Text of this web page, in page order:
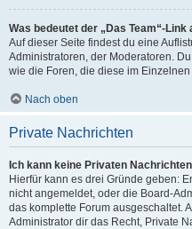
Was bedeutet der „Das Team“-
Auf dieser Seite findest du eine
Administratoren, der Moderatoren.
wie die Foren, die diese im
Nach oben
Private Nachrichten
Ich kann keine Privaten
Hierfür kann es drei Gründe geben:
nicht angemeldet, oder die Board-
das komplette Forum ausgeschaltet.
Administrator dir das Recht, Private